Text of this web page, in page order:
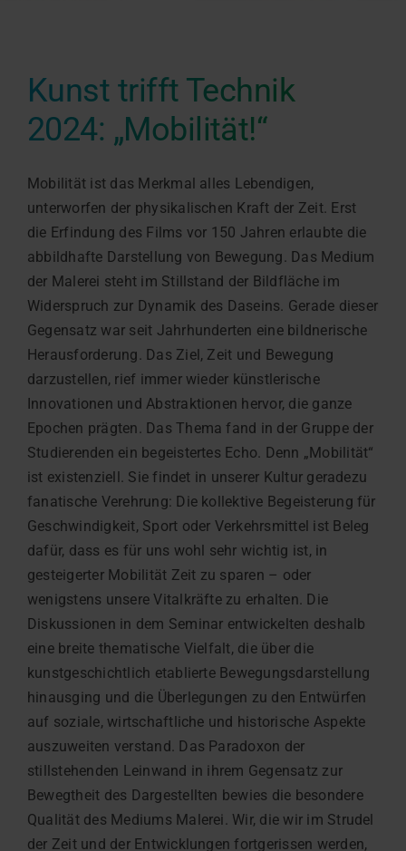
Kunst trifft Technik
2024: „Mobilität!“
Mobilität ist das Merkmal alles Lebendigen,
unterworfen der physikalischen Kraft der Zeit. Erst
die Erfindung des Films vor 150 Jahren erlaubte die
abbildhafte Darstellung von Bewegung. Das Medium
der Malerei steht im Stillstand der Bildfläche im
Widerspruch zur Dynamik des Daseins. Gerade dieser
Gegensatz war seit Jahrhunderten eine bildnerische
Herausforderung. Das Ziel, Zeit und Bewegung
darzustellen, rief immer wieder künstlerische
Innovationen und Abstraktionen hervor, die ganze
Epochen prägten. Das Thema fand in der Gruppe der
Studierenden ein begeistertes Echo. Denn „Mobilität“
ist existenziell. Sie findet in unserer Kultur geradezu
fanatische Verehrung: Die kollektive Begeisterung für
Geschwindigkeit, Sport oder Verkehrsmittel ist Beleg
dafür, dass es für uns wohl sehr wichtig ist, in
gesteigerter Mobilität Zeit zu sparen – oder
wenigstens unsere Vitalkräfte zu erhalten. Die
Diskussionen in dem Seminar entwickelten deshalb
eine breite thematische Vielfalt, die über die
kunstgeschichtlich etablierte Bewegungsdarstellung
hinausging und die Überlegungen zu den Entwürfen
auf soziale, wirtschaftliche und historische Aspekte
auszuweiten verstand. Das Paradoxon der
stillstehenden Leinwand in ihrem Gegensatz zur
Bewegtheit des Dargestellten bewies die besondere
Qualität des Mediums Malerei. Wir, die wir im Strudel
der Zeit und der Entwicklungen fortgerissen werden,